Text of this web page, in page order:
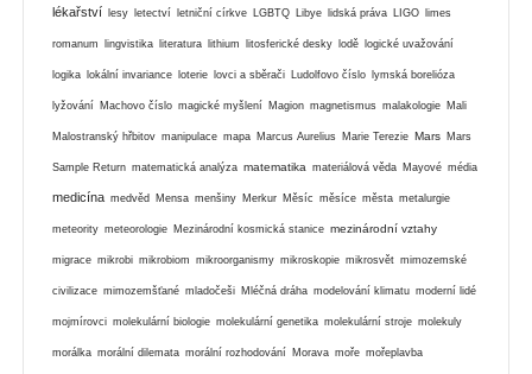
lékařství lesy letectví letniční církve LGBTQ Libye lidská práva LIGO limes
romanum lingvistika literatura lithium litosferické desky lodě logické uvažování
logika lokální invariance loterie lovci a sběrači Ludolfovo číslo lymská borelióza
lyžování Machovo číslo magické myšlení Magion magnetismus malakologie Mali
Malostranský hřbitov manipulace mapa Marcus Aurelius Marie Terezie Mars Mars
Sample Return matematická analýza matematika materiálová věda Mayové média
medicína medvěd Mensa menšiny Merkur Měsíc měsíce města metalurgie
meteority meteorologie Mezinárodní kosmická stanice mezinárodní vztahy
migrace mikrobi mikrobiom mikroorganismy mikroskopie mikrosvět mimozemské
civilizace mimozemšťané mladočeši Mléčná dráha modelování klimatu moderní lidé
mojmírovci molekulární biologie molekulární genetika molekulární stroje molekuly
morálka morální dilemata morální rozhodování Morava moře mořeplavba